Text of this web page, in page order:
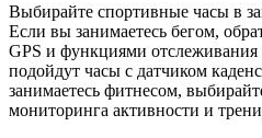
Выбирайте спортивные часы в
Если вы занимаетесь бегом,
GPS и функциями отслеживания
подойдут часы с датчиком
занимаетесь фитнесом,
мониторинга активности и